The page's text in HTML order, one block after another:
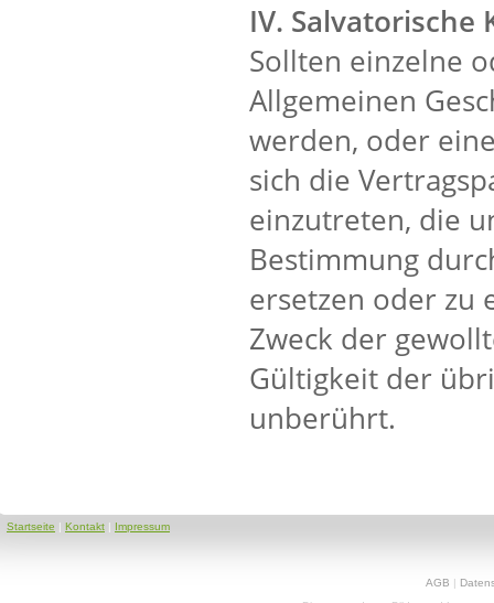
IV. Salvatorische
Sollten einzelne
Allgemeinen
werden, oder
sich die
einzutreten, die
Bestimmung
ersetzen oder zu
Zweck der
Gültigkeit der
unberührt.
Startseite | Kontakt | Impressum
AGB |